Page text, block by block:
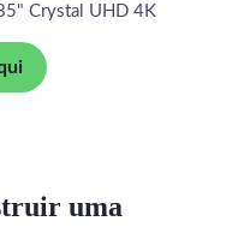
Crystal UHD 4K
uma